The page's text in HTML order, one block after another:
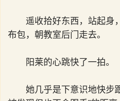
遥收拾好东西，站起身
布包，朝教室后门走去。
阳莱的心跳快了一拍。
她几乎是下意识地快步